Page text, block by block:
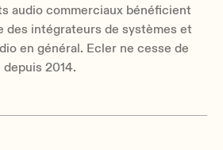
audio commerciaux bénéficient
des intégrateurs de systèmes et
en général. Ecler ne cesse de
2014.